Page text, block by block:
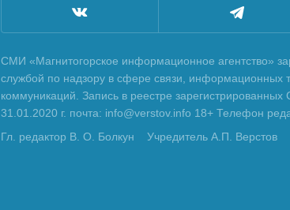
СМИ «Магнитогорское информационное агентство»
службой по надзору в сфере связи, информационных
коммуникаций. Запись в реестре
31.01.2020 г. почта: info@verstov.info 18+ Телефон
Гл. редактор В. О. Болкун
Учредитель А.П. Верстов